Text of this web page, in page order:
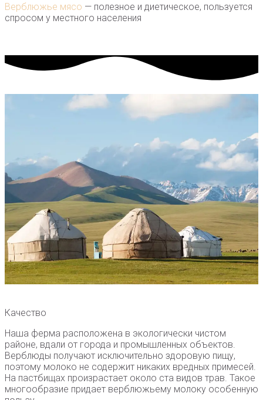
Верблюжье мясо — полезное и диетическое, пользуется
спросом у местного населения
Качество
Наша ферма расположена в экологически чистом
районе, вдали от города и промышленных объектов.
Верблюды получают исключительно здоровую пищу,
поэтому молоко не содержит никаких вредных примесей.
На пастбищах произрастает около ста видов трав. Такое
многообразие придает верблюжьему молоку особенную